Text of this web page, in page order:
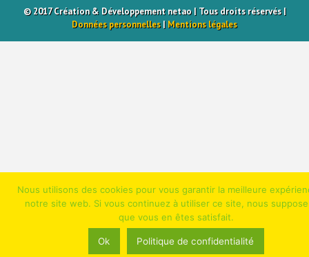
© 2017 Création & Développement netao| Tous droits réservés |
Données personnelles| Mentions légales
Nous utilisons des cookies pour vous garantir la meilleure
notre site web. Si vous continuez à utiliser ce site, nous
que vous en êtes satisfait.
Ok Politique de confidentialité